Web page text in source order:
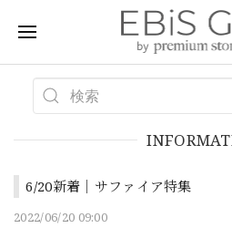
6/20新着｜サファイア特集
2022/06/20 09:00